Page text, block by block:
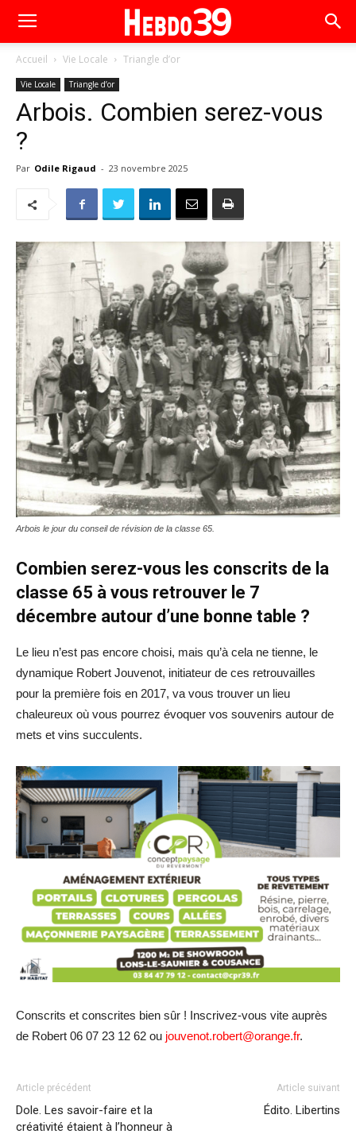
Accueil Vie Locale Triangle d’or
Vie Locale Triangle d’or
Arbois. Combien serez-vous
?
Par Odile Rigaud - 23 novembre 2025
Arbois le jour du conseil de révision de la classe 65.
Combien serez-vous les conscrits de la
classe 65 à vous retrouver le 7
décembre autour d’une bonne table ?
Le lieu n’est pas encore choisi, mais qu’à cela ne tienne, le
dynamique Robert Jouvenot, initiateur de ces retrouvailles
pour la première fois en 2017, va vous trouver un lieu
chaleureux où vous pourrez évoquer vos souvenirs autour de
mets et vins succulents.
Conscrits et conscrites bien sûr ! Inscrivez-vous vite auprès
de Robert 06 07 23 12 62 ou jouvenot.robert@orange.fr.
Article précédent
Dole. Les savoir-faire et la
créativité étaient à l’honneur à
Article suivant
Édito. Libertins